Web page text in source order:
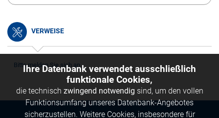
VERWEISE
Bitte melden Sie sich an.
Ihre Datenbank verwendet ausschließlich
funktionale Cookies,
die technisch zwingend notwendig sind, um den vollen
Funktionsumfang unseres Datenbank-Angebotes
sicherzustellen. Weitere Cookies, insbesondere für